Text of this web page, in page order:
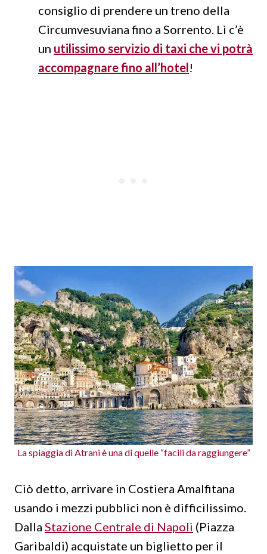
consiglio di prendere un treno della
Circumvesuviana fino a Sorrento. Lì c’è
un utilissimo servizio di taxi che vi potrà
accompagnare fino all’hotel!
La spiaggia di Atrani è una di quelle “facili da raggiungere”
Ciò detto, arrivare in Costiera Amalfitana
usando i mezzi pubblici non è difficilissimo.
Dalla Stazione Centrale di Napoli (Piazza
Garibaldi) acquistate un biglietto per il